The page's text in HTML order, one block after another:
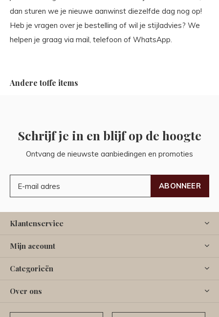
dan sturen we je nieuwe aanwinst diezelfde dag nog op!
Heb je vragen over je bestelling of wil je stijladvies? We
helpen je graag via mail, telefoon of WhatsApp.
Andere toffe items
Schrijf je in en blijf op de hoogte
Ontvang de nieuwste aanbiedingen en promoties
ABONNEER
Klantenservice
Mijn account
Categorieën
Over ons